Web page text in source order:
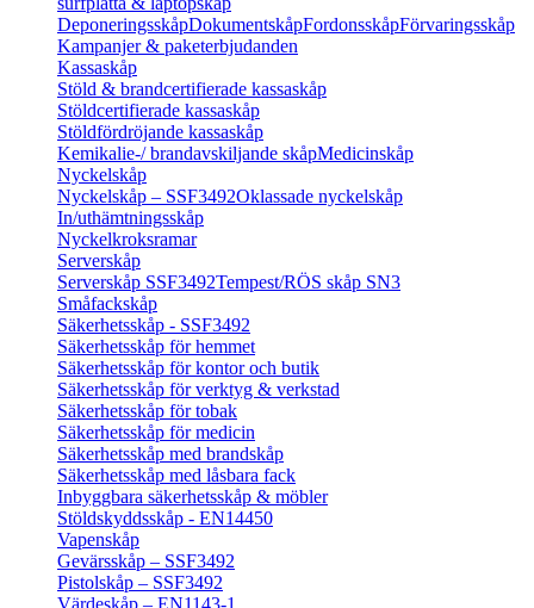
DeponeringsskåpDokumentskåpFordonsskåpFörvaringsskåp
Kampanjer & paketerbjudanden
Kassaskåp
Stöld & brandcertifierade kassaskåp
Stöldcertifierade kassaskåp
Stöldfördröjande kassaskåp
Kemikalie-/ brandavskiljande skåpMedicinskåp
Nyckelskåp
Nyckelskåp – SSF3492Oklassade nyckelskåp
In/uthämtningsskåp
Nyckelkroksramar
Serverskåp
Serverskåp SSF3492Tempest/RÖS skåp SN3
Småfackskåp
Säkerhetsskåp - SSF3492
Säkerhetsskåp för hemmet
Säkerhetsskåp för kontor och butik
Säkerhetsskåp för verktyg & verkstad
Säkerhetsskåp för tobak
Säkerhetsskåp för medicin
Säkerhetsskåp med brandskåp
Säkerhetsskåp med låsbara fack
Inbyggbara säkerhetsskåp & möbler
Stöldskyddsskåp - EN14450
Vapenskåp
Gevärsskåp – SSF3492
Pistolskåp – SSF3492
Värdeskåp – EN1143-1